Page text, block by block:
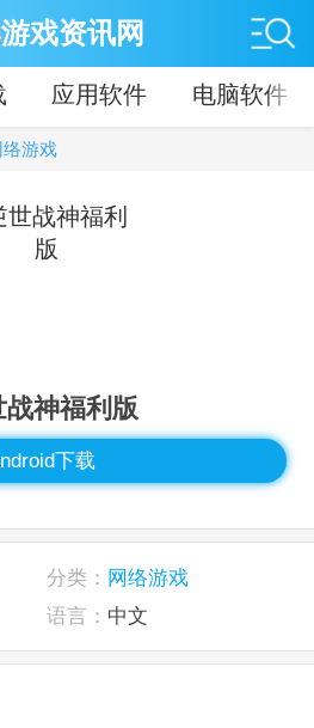
戏资讯网
应用软件 电脑软件
络游戏
战神福利版
下载
分类： 网络游戏
语言： 中文